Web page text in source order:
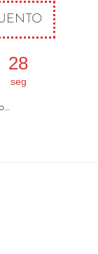
27
seg